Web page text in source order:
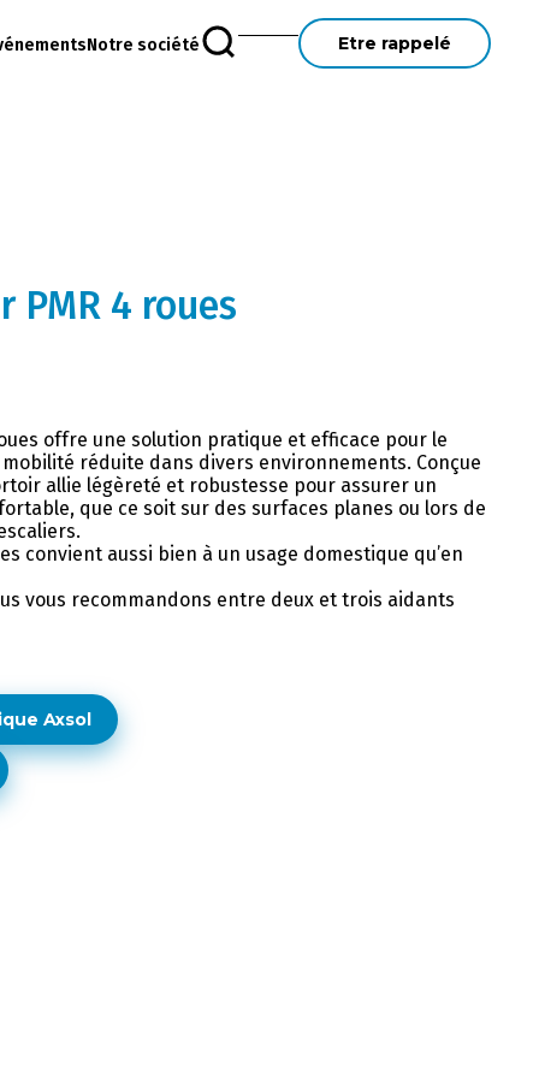
Notre société Etre rappelé
PMR 4 roues
offre une solution pratique et efficace pour le
réduite dans divers environnements. Conçue
allie légèreté et robustesse pour assurer un
que ce soit sur des surfaces planes ou lors de
convient aussi bien à un usage domestique qu’en
vous recommandons entre deux et trois aidants
Axsol